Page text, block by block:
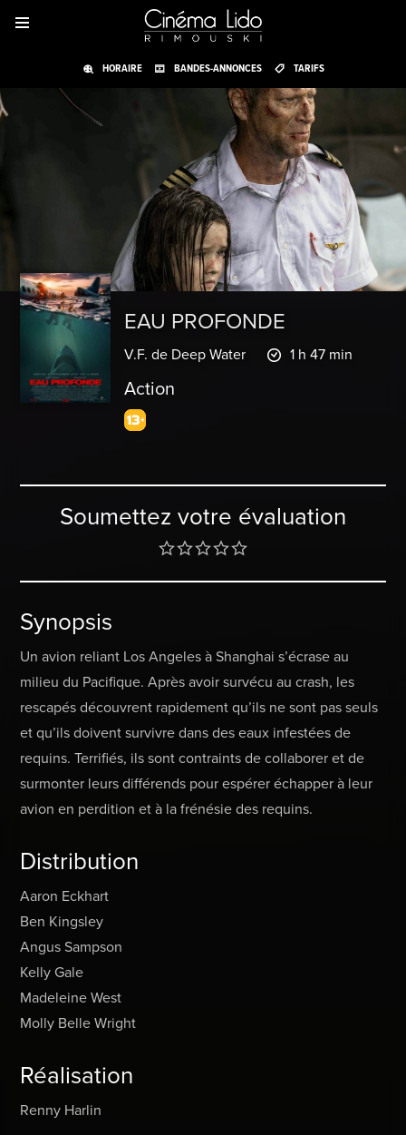
HORAIRE BANDES-ANNONCES TARIFS
EAU PROFONDE
V.F. de Deep Water 1 h 47 min
Action
Soumettez votre évaluation
Synopsis
Un avion reliant Los Angeles à Shanghai s’écrase au
milieu du Pacifique. Après avoir survécu au crash, les
rescapés découvrent rapidement qu’ils ne sont pas seuls
et qu’ils doivent survivre dans des eaux infestées de
requins. Terrifiés, ils sont contraints de collaborer et de
surmonter leurs différends pour espérer échapper à leur
avion en perdition et à la frénésie des requins.
Distribution
Aaron Eckhart
Ben Kingsley
Angus Sampson
Kelly Gale
Madeleine West
Molly Belle Wright
Réalisation
Renny Harlin